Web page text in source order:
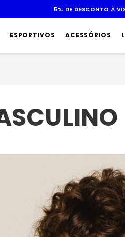
ATÉ 10X SEM JUROS
ESPORTIVOS ACESSÓRIOS